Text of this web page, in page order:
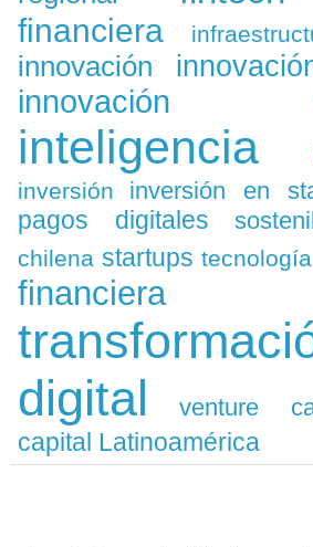
financiera
innovación
innovación
inteligencia
inversión inversión en
pagos digitales
chilena startups tecnología
financiera
digital
venture
capital Latinoamérica